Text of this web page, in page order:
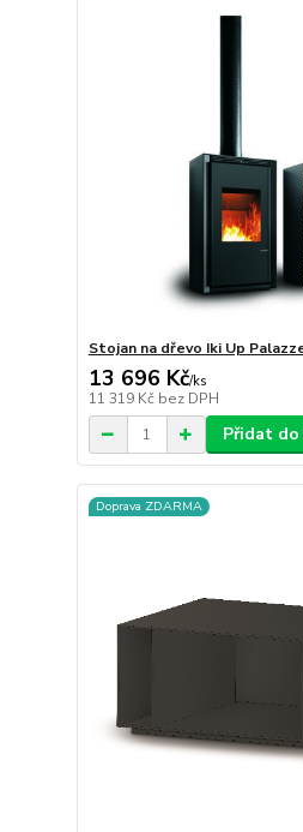
Stojan na dřevo Iki Up
13 696 Kč/ks
11 319 Kč bez DPH
Přidat do
Doprava ZDARMA